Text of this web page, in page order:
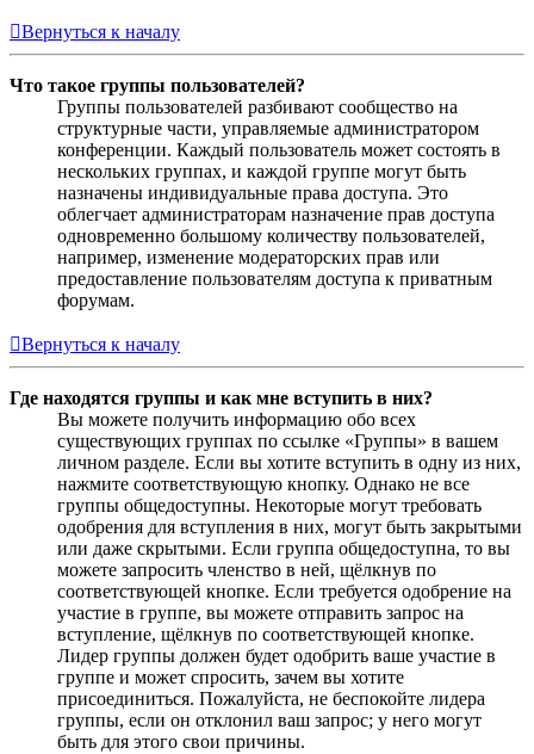
Вернуться к началу
Что такое группы пользователей?
Группы пользователей разбивают сообщество на
структурные части, управляемые администратором
конференции. Каждый пользователь может состоять в
нескольких группах, и каждой группе могут быть
назначены индивидуальные права доступа. Это
облегчает администраторам назначение прав доступа
одновременно большому количеству пользователей,
например, изменение модераторских прав или
предоставление пользователям доступа к приватным
форумам.
Вернуться к началу
Где находятся группы и как мне вступить в них?
Вы можете получить информацию обо всех
существующих группах по ссылке «Группы» в вашем
личном разделе. Если вы хотите вступить в одну из них,
нажмите соответствующую кнопку. Однако не все
группы общедоступны. Некоторые могут требовать
одобрения для вступления в них, могут быть закрытыми
или даже скрытыми. Если группа общедоступна, то вы
можете запросить членство в ней, щёлкнув по
соответствующей кнопке. Если требуется одобрение на
участие в группе, вы можете отправить запрос на
вступление, щёлкнув по соответствующей кнопке.
Лидер группы должен будет одобрить ваше участие в
группе и может спросить, зачем вы хотите
присоединиться. Пожалуйста, не беспокойте лидера
группы, если он отклонил ваш запрос; у него могут
быть для этого свои причины.